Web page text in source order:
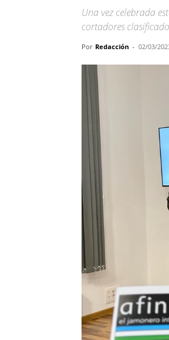
Una vez celebrada
cortadores
Por Redacción - 02/03/